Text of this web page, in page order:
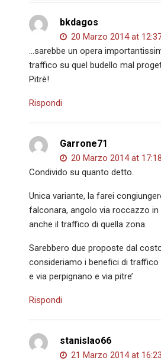
bkdagos
20 Marzo 2014 at
…sarebbe un opera
traffico su quel budello mal
Pitrè!
Rispondi
Garrone71
20 Marzo 2014 at 17:18
Condivido su quanto detto.
Unica variante, la farei
falconara, angolo via roccazzo
anche il traffico di quella zona.
Sarebbero due proposte dal
consideriamo i benefici di traffico
e via perpignano e via pitre’
Rispondi
stanislao66
21 Marzo 2014 at 16:23